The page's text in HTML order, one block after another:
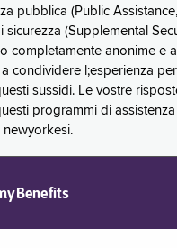
pubblica (Public
sicurezza (Supplemental
completamente anonime e
condividere l;esperienza
sussidi. Le vostre
programmi di